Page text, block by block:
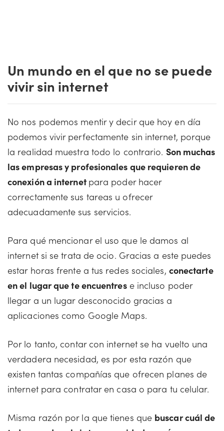
Un mundo en el que no se puede
vivir sin internet
No nos podemos mentir y decir que hoy en día
podemos vivir perfectamente sin internet, porque
la realidad muestra todo lo contrario. Son muchas
las empresas y profesionales que requieren de
conexión a internetpara poder hacer
correctamente sus tareas u ofrecer
adecuadamente sus servicios.
Para qué mencionar el uso que le damos al
internet si se trata de ocio. Gracias a este puedes
estar horas frente a tus redes sociales, conectarte
en el lugar que te encuentrese incluso poder
llegar a un lugar desconocido gracias a
aplicaciones como Google Maps.
Por lo tanto, contar con internet se ha vuelto una
verdadera necesidad, es por esta razón que
existen tantas compañías que ofrecen planes de
internet para contratar en casa o para tu celular.
Misma razón por la que tienes que buscar cuál de